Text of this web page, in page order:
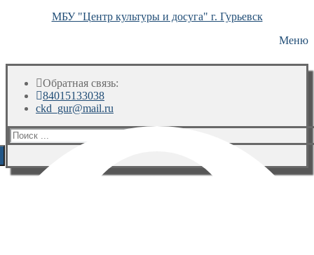
МБУ "Центр культуры и досуга" г. Гурьевск
Меню
Обратная связь:
84015133038
ckd_gur@mail.ru
Искать: